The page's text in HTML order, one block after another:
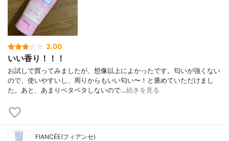
3.00
いい香り！！！
お試しで買ってみましたが、想像以上によかったです。匂いが強くない
ので、使いやすいし、周りからもいい匂い〜！と褒めていただけまし
た。あと、あまりベタベタしないので…続きを見る
FIANCÉE(フィアンセ)